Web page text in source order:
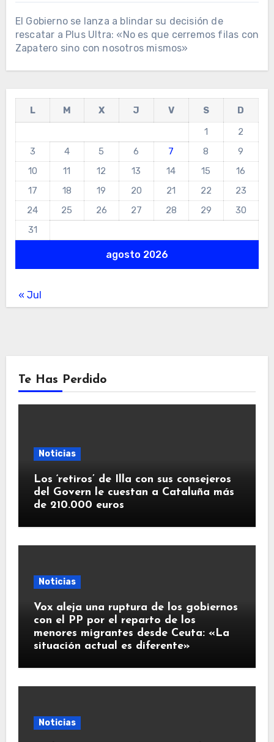
El Gobierno se lanza a blindar su decisión de
rescatar a Plus Ultra: «No es que cerremos filas con
Zapatero sino con nosotros mismos»
agosto 2026
L M X J V S
D
1
2
3
4 5 6 7 8
9
10
11 12 13 14 15
16
17
18 19 20 21 22
23
24
25 26 27 28 29
30
31
« Jul
Te Has Perdido
Noticias
Los ‘retiros’ de Illa con sus consejeros
del Govern le cuestan a Cataluña más
de 210.000 euros
Noticias
Vox aleja una ruptura de los gobiernos
con el PP por el reparto de los
menores migrantes desde Ceuta: «La
situación actual es diferente»
Noticias